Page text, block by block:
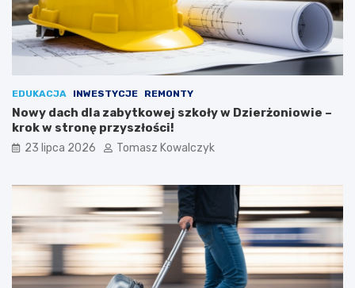
EDUKACJA INWESTYCJE REMONTY
Nowy dach dla zabytkowej szkoły w Dzierżoniowie –
krok w stronę przyszłości!
23 lipca 2026 Tomasz Kowalczyk